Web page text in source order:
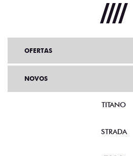
OFERTAS
NOVOS
TITANO
STRADA